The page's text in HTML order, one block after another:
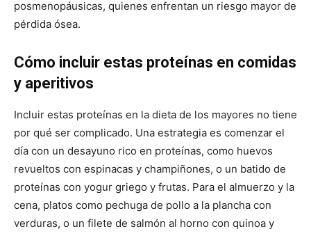
posmenopáusicas, quienes enfrentan un riesgo mayor de
pérdida ósea.
Cómo incluir estas proteínas en comidas
y aperitivos
Incluir estas proteínas en la dieta de los mayores no tiene
por qué ser complicado. Una estrategia es comenzar el
día con un desayuno rico en proteínas, como huevos
revueltos con espinacas y champiñones, o un batido de
proteínas con yogur griego y frutas. Para el almuerzo y la
cena, platos como pechuga de pollo a la plancha con
verduras, o un filete de salmón al horno con quinoa y